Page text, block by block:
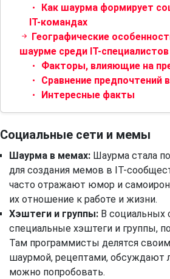
Как шаурма формирует
IT-командах
Географические
шаурме среди IT-специалистов
Факторы, влияющие на
Сравнение предпочтений
Интересные факты
Социальные сети и мемы
Шаурма в мемах: Шаурма стала
для создания мемов в IT-
часто отражают юмор и
их отношение к работе и жизни.
Хэштеги и группы: В социальных
специальные хэштеги и группы,
Там программисты делятся
шаурмой, рецептами, обсуждают
можно попробовать.